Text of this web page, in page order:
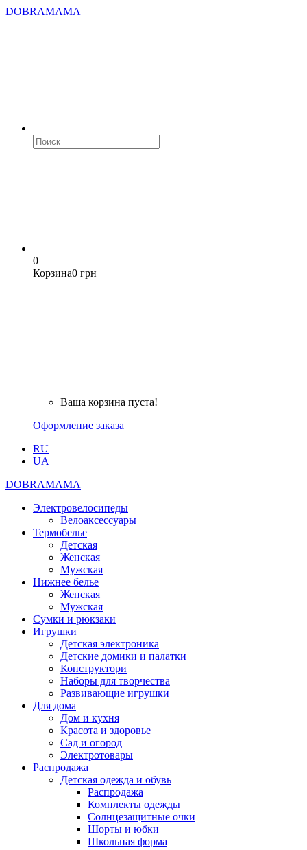
DOBRAMAMA
0
Корзина0 грн
Ваша корзина пуста!
Оформление заказа
RU
UA
DOBRAMAMA
Электровелосипеды
Велоаксессуары
Термобелье
Детская
Женская
Мужская
Нижнее белье
Женская
Мужская
Сумки и рюкзаки
Игрушки
Детская электроника
Детские домики и палатки
Конструктори
Наборы для творчества
Развивающие игрушки
Для дома
Дом и кухня
Красота и здоровье
Сад и огород
Электротовары
Распродажа
Детская одежда и обувь
Распродажа
Комплекты одежды
Солнцезащитные очки
Шорты и юбки
Школьная форма